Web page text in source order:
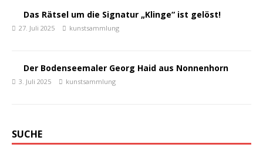
Das Rätsel um die Signatur „Klinge“ ist gelöst!
27. Juli 2025 kunstsammlung
Der Bodenseemaler Georg Haid aus Nonnenhorn
3. Juli 2025 kunstsammlung
SUCHE